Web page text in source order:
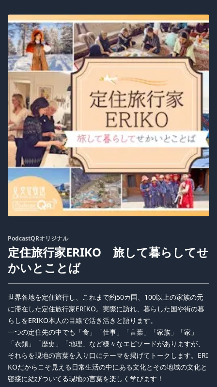
PodcastQRオリジナル
定住旅行家ERIKO 旅して暮らしてせ
かいとことば
世界各地を定住旅行し、これまで約50カ国、100以上の家族の元
に滞在した定住旅行家ERIKO。実際に訪れ、暮らした国や街の暮
らしをERIKO本人の目線で活き活きと語ります。
一つの定住先の中でも「食」「仕事」「言葉」「家族」「家」
「衣類」「歴史」「地理」など様々なエピソードがありますが、
それらを現地の言葉を入り口にテーマを掲げてトークします。ERI
KOだからこそ見える日常生活の中にある文化とその地域の文化と
密接に結びついてる現地の言葉を楽しく学びます！